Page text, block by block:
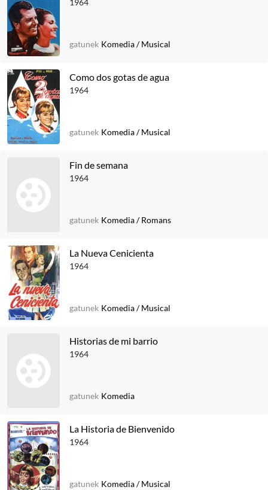
1964
gatunek Komedia/Musical
Como dos gotas de agua
1964
gatunek Komedia/Musical
Fin de semana
1964
gatunek Komedia/Romans
La Nueva Cenicienta
1964
gatunek Komedia/Musical
Historias de mi barrio
1964
gatunek Komedia
La Historia de Bienvenido
1964
gatunek Komedia/Musical